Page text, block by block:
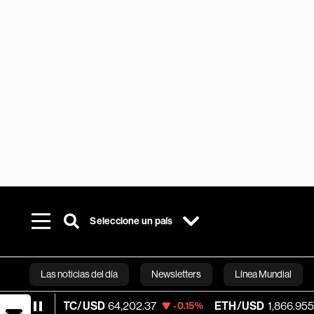
Seleccione un país
Las noticias del día Newsletters Línea Mundial
Bloomberg
USD 64,202.37 -0.15% ETH/USD 1,866.955 -0.45%